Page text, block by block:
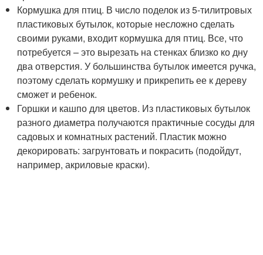
Кормушка для птиц. В число поделок из 5-тилитровых
пластиковых бутылок, которые несложно сделать
своими руками, входит кормушка для птиц. Все, что
потребуется – это вырезать на стенках близко ко дну
два отверстия. У большинства бутылок имеется ручка,
поэтому сделать кормушку и прикрепить ее к дереву
сможет и ребенок.
Горшки и кашпо для цветов. Из пластиковых бутылок
разного диаметра получаются практичные сосуды для
садовых и комнатных растений. Пластик можно
декорировать: загрунтовать и покрасить (подойдут,
например, акриловые краски).